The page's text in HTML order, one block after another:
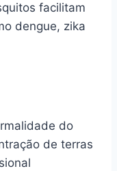
facilitam
dengue, zika
do
de terras